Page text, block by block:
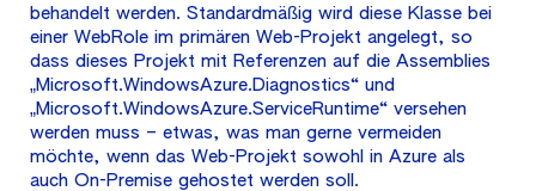
behandelt werden. Standardmäßig wird diese Klasse bei
einer WebRole im primären Web-Projekt angelegt, so
dass dieses Projekt mit Referenzen auf die Assemblies
„Microsoft.WindowsAzure.Diagnostics“ und
„Microsoft.WindowsAzure.ServiceRuntime“ versehen
werden muss – etwas, was man gerne vermeiden
möchte, wenn das Web-Projekt sowohl in Azure als
auch On-Premise gehostet werden soll.